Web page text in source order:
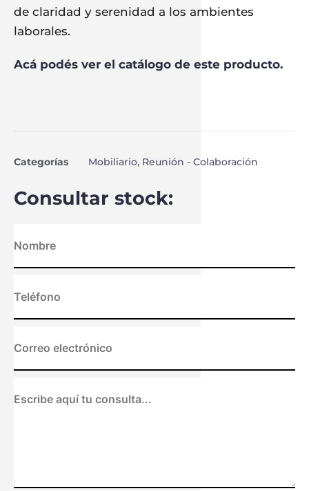
de claridad y serenidad a los ambientes
laborales.
Acá podés ver el catálogo de este producto.
Categorías Mobiliario, Reunión - Colaboración
Consultar stock: